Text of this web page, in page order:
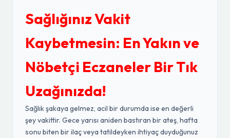
Sağlığınız Vakit
Kaybetmesin: En Yakın ve
Nöbetçi Eczaneler Bir Tık
Uzağınızda!
Sağlık şakaya gelmez, acil bir durumda ise en değerli
şey vakittir. Gece yarısı aniden bastıran bir ateş, hafta
sonu biten bir ilaç veya tatildeyken ihtiyaç duyduğunuz